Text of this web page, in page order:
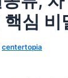
심 비
centertopia